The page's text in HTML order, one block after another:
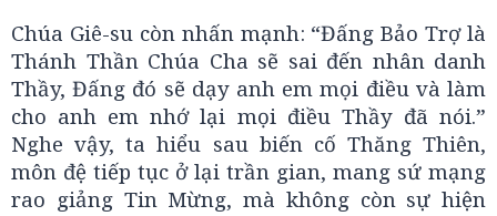
Chúa Giê-su còn nhấn mạnh: “Đấng Bảo Trợ là
Thánh Thần Chúa Cha sẽ sai đến nhân danh
Thầy, Đấng đó sẽ dạy anh em mọi điều và làm
cho anh em nhớ lại mọi điều Thầy đã nói.”
Nghe vậy, ta hiểu sau biến cố Thăng Thiên,
môn đệ tiếp tục ở lại trần gian, mang sứ mạng
rao giảng Tin Mừng, mà không còn sự hiện